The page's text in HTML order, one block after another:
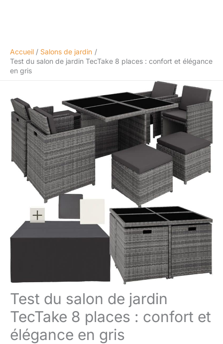
Accueil
Salons de jardin
Test du salon de jardin TecTake 8 places : confort et élégance
en gris
Test du salon de jardin
TecTake 8 places : confort et
élégance en gris